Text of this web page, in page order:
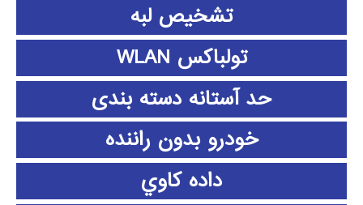
تشخیص لبه
تولباکس WLAN
حد آستانه دسته بندی
خودرو بدون راننده
داده كاوي